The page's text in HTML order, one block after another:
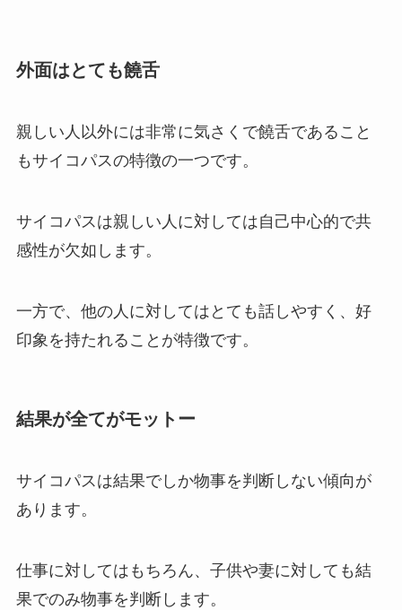
外面はとても饒舌
親しい人以外には非常に気さくで饒舌であること
もサイコパスの特徴の一つです。
サイコパスは親しい人に対しては自己中心的で共
感性が欠如します。
一方で、他の人に対してはとても話しやすく、好
印象を持たれることが特徴です。
結果が全てがモットー
サイコパスは結果でしか物事を判断しない傾向が
あります。
仕事に対してはもちろん、子供や妻に対しても結
果でのみ物事を判断します。